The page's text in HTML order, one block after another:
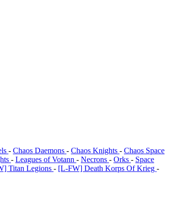
- Chaos Daemons - Chaos Knights - Chaos Space
- Leagues of Votann - Necrons - Orks - Space
Titan Legions - [L-FW] Death Korps Of Krieg -